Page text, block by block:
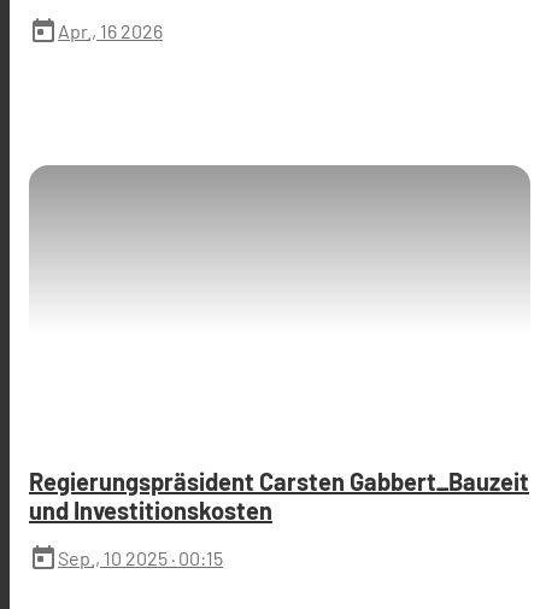
today Apr., 16 2026
Regierungspräsident Carsten Gabbert_Bauzeit
und Investitionskosten
today Sep., 10 2025 · 00:15